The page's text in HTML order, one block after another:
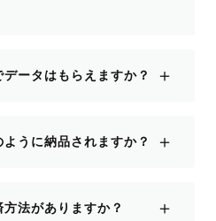
ータはもらえますか？ ＋
うに納品されますか？ ＋
法がありますか？ ＋